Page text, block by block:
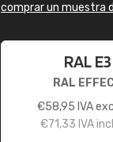
comprar un muestra
RAL E3
RAL
€58,95 IVA
€71,33 IVA